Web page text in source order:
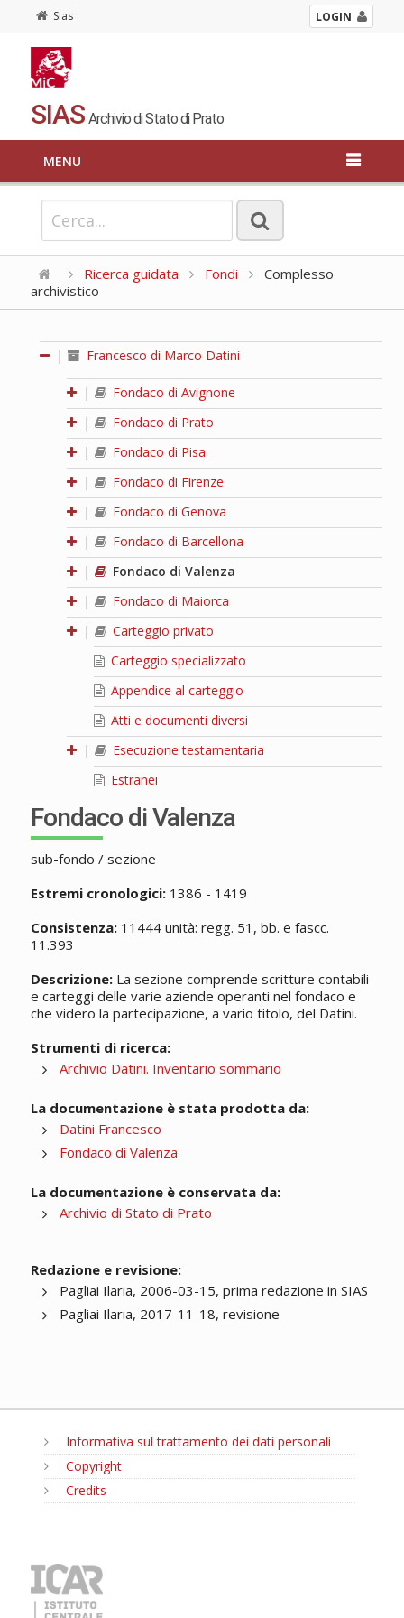
Sias LOGIN
SIAS Archivio di Stato di Prato
MENU
Ricerca guidata Fondi
Complesso
archivistico
| Francesco di Marco Datini
|
Fondaco di Avignone
|
Fondaco di Prato
|
Fondaco di Pisa
|
Fondaco di Firenze
|
Fondaco di Genova
|
Fondaco di Barcellona
|
Fondaco di Valenza
|
Fondaco di Maiorca
|
Carteggio privato
Carteggio specializzato
Appendice al carteggio
Atti e documenti diversi
|
Esecuzione testamentaria
Estranei
Fondaco di Valenza
sub-fondo / sezione
Estremi cronologici:1386 - 1419
Consistenza:11444 unità: regg. 51, bb. e fascc.
11.393
Descrizione:La sezione comprende scritture contabili
e carteggi delle varie aziende operanti nel fondaco e
che videro la partecipazione, a vario titolo, del Datini.
Strumenti di ricerca:
Archivio Datini. Inventario sommario
La documentazione è stata prodotta da:
Datini Francesco
Fondaco di Valenza
La documentazione è conservata da:
Archivio di Stato di Prato
Redazione e revisione:
Pagliai Ilaria, 2006-03-15, prima redazione in SIAS
Pagliai Ilaria, 2017-11-18, revisione
Informativa sul trattamento dei dati personali
Copyright
Credits